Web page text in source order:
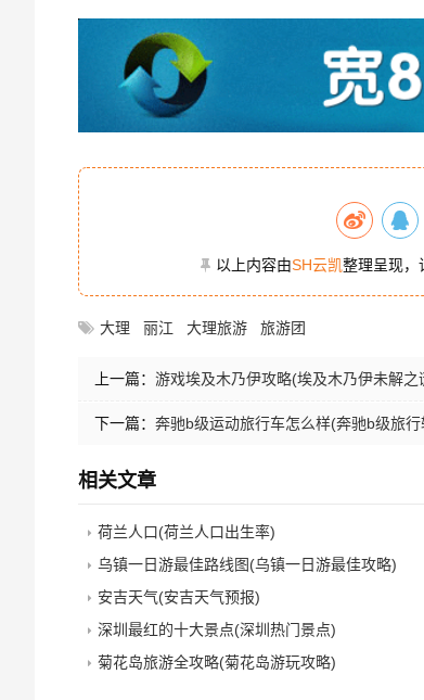
以上内容由SH云凯整理呈现，
大理 丽江 大理旅游 旅游团
上一篇： 游戏埃及木乃伊攻略(埃及木乃伊未解之
下一篇： 奔驰b级运动旅行车怎么样(奔驰b级旅行
相关文章
荷兰人口(荷兰人口出生率)
乌镇一日游最佳路线图(乌镇一日游最佳攻略)
安吉天气(安吉天气预报)
深圳最红的十大景点(深圳热门景点)
菊花岛旅游全攻略(菊花岛游玩攻略)